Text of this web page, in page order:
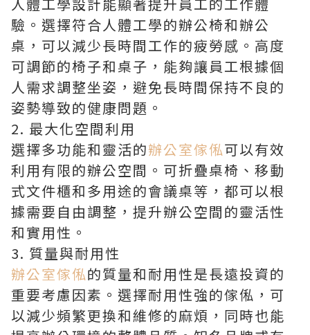
驗。選擇符合人體工學的辦公椅和辦公
桌，可以減少長時間工作的疲勞感。高度
可調節的椅子和桌子，能夠讓員工根據個
人需求調整坐姿，避免長時間保持不良的
姿勢導致的健康問題。
2. 最大化空間利用
選擇多功能和靈活的辦公室傢俬可以有效
利用有限的辦公空間。可折疊桌椅、移動
式文件櫃和多用途的會議桌等，都可以根
據需要自由調整，提升辦公空間的靈活性
和實用性。
3. 質量與耐用性
辦公室傢俬的質量和耐用性是長遠投資的
重要考慮因素。選擇耐用性強的傢俬，可
以減少頻繁更換和維修的麻煩，同時也能